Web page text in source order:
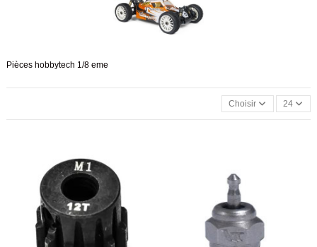
Pièces hobbytech 1/8 eme
Choisir 24